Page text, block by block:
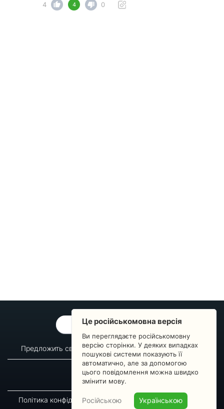
4
4 0
ОБРАТНАЯ СВЯЗЬ
Предложить свой вопрос Статистика изменений
О сервисе
Преподавателям
Новости
Пульс страны
Політика конфіденційності Угода підписника
Це російськомовна версія
Ви переглядаєте російськомовну
версію сторінки. У деяких випадках
пошукові системи показують її
автоматично, але за допомогою
цього повідомлення можна швидко
змінити мову.
Російською Українською